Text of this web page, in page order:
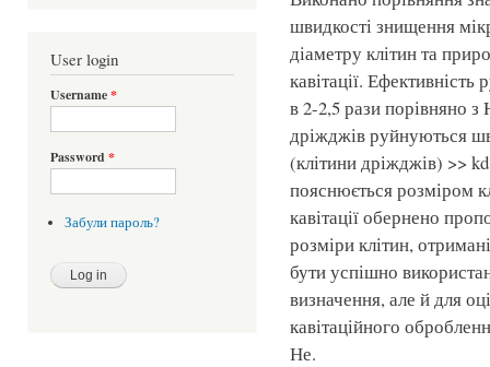
User login
Username*
Password *
Забули пароль?
швидкості знищення
діаметру клітин та
кавітації.
в 2-2,5 рази порівняно з
дріжджів руйнуються
(клітини дріжджів) >>
пояснюється розміром
кавітації обернено
розміри клітин,
бути успішно
визначення, але й для
кавітаційного
Не.